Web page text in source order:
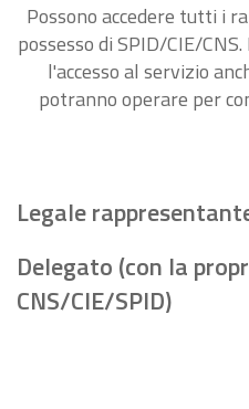
Possono accedere tutti i
possesso di SPID/CIE/
l'accesso al servizio
potranno operare per
Legale
Delegato (con la
CNS/CIE/SPID)